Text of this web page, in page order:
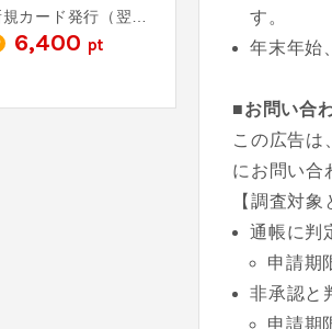
す。
年末年始
■お問い合
この広告は
にお問い合
【調査対
通帳に判
申請期
非承認と
申請期
6,400 pt